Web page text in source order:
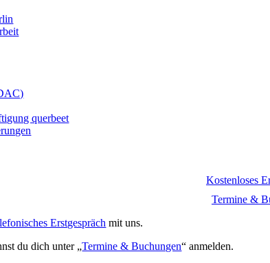
querbeet
Kostenloses
Termine &
Erstgespräch mit uns.
du dich unter „Termine & Buchungen“ anmelden.